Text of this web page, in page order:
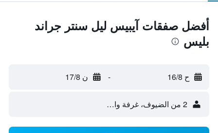
أفضل صفقات آيبيس ليل سنتر جراند
بليس
ح 16/8 - ن 17/8
2 من الضيوف، غرفة واحدة